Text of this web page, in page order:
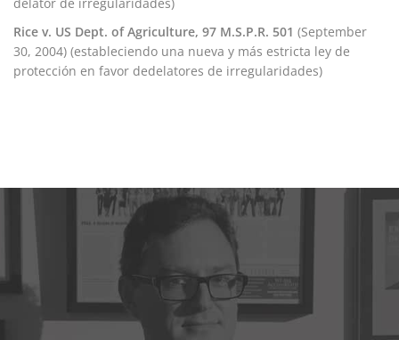
Rice v. US Dept. of Agriculture, 97 M.S.P.R. 501 (September
30, 2004) (estableciendo una nueva y más estricta ley de
protección en favor dedelatores de irregularidades)